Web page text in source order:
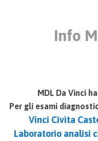
“Gruppo
Vinci”
MDL Da Vinci
Per gli esami
Vinci Civita
Laboratorio analisi